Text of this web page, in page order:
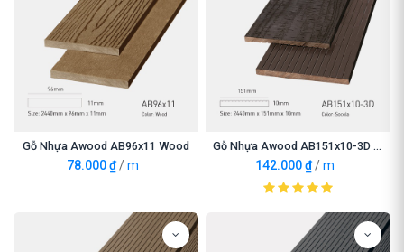
Gỗ Nhựa Awood AB96x11 Wood
78.000₫ /m
Gỗ Nhựa Awood AB151x10-3D Socola
142.000₫ /m